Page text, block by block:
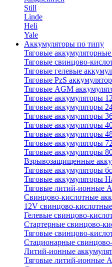
Still
Linde
Heli
Yale
Аккумуляторы по типу
Тяговые аккумуляторные
Тяговые свинцово-
Тяговые гелевые
Тяговые PzS
Тяговые AGM
Тяговые аккумуляторы
Тяговые аккумуляторы
Тяговые аккумуляторы
Тяговые аккумуляторы
Тяговые аккумуляторы
Тяговые аккумуляторы
Тяговые аккумуляторы
Взрывозащищенные
Тяговые аккумуляторы
Тяговые аккумуляторы
Тяговые литий-ионные
Свинцово-кислотные
12V свинцово-
Гелевые свинцово-
Стартерные свинцово-
Тяговые свинцово-
Стационарные
Литий-ионные
Тяговые литий-ионные